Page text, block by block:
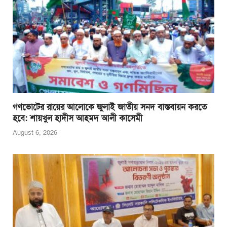
গণভোটের রায়ের আলোকে জুলাই জাতীয় সনদ বাস্তবায়ন করতে
হবে: শায়খুল হাদীস আহমদ আলী কাসেমী
August 6, 2026